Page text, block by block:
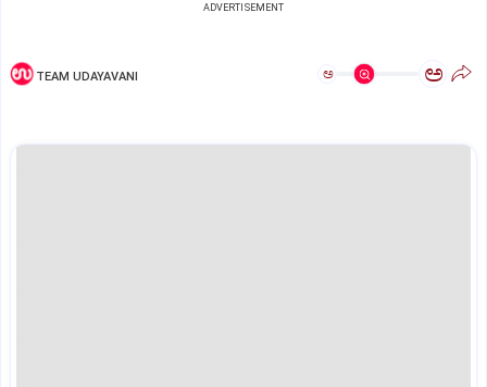
ADVERTISEMENT
TEAM UDAYAVANI ಅ ಅ